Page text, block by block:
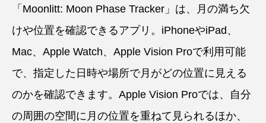
「Moonlitt: Moon Phase Tracker」は、月の満ち欠
けや位置を確認できるアプリ。iPhoneやiPad、
Mac、Apple Watch、Apple Vision Proで利用可能
で、指定した日時や場所で月がどの位置に見える
のかを確認できます。Apple Vision Proでは、自分
の周囲の空間に月の位置を重ねて見られるほか、